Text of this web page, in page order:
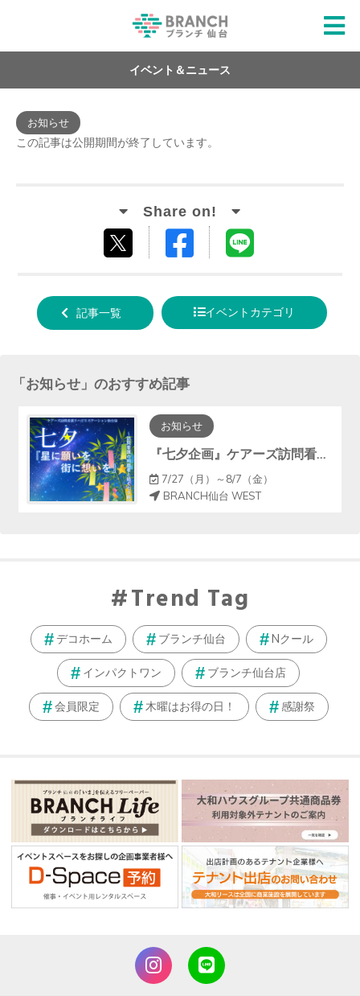
イベント＆ニュース
お知らせ
この記事は公開期間が終了しています。
する
Facebook
る
記事一覧 イベントカテゴリ
「お知らせ 」のおすすめ記事
お知らせ
『七夕企画』ケアーズ訪問看護リハビリステーションによる七夕飾りを展示中！
7/27（月）～8/7（金）
BRANCH仙台 WEST
Trend Tag
デコホーム ブランチ仙台 Nクール
インパクトワン ブランチ仙台店
会員限定 木曜はお得の日！ 感謝祭